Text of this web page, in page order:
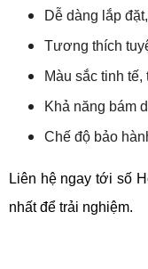
Dễ dàng lắp
Tương thích
Màu sắc tinh
Khả năng bám
Chế độ bảo
Liên hệ ngay tới số
nhất để trải nghiệm.